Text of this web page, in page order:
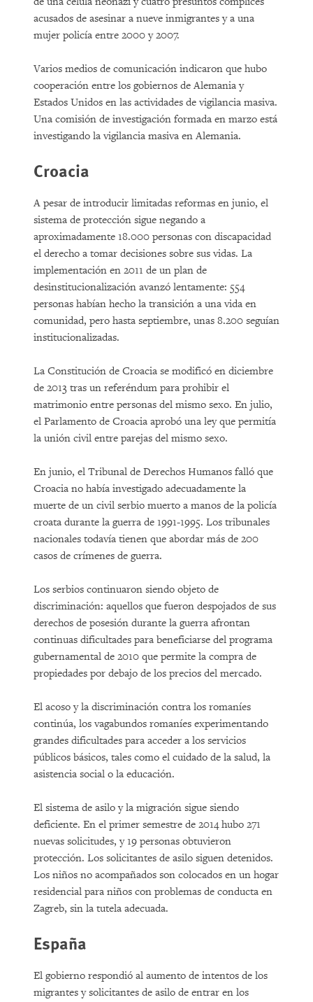
acusados de asesinar a nueve inmigrantes y a una
mujer policía entre 2000 y 2007.
Varios medios de comunicación indicaron que hubo
cooperación entre los gobiernos de Alemania y
Estados Unidos en las actividades de vigilancia masiva.
Una comisión de investigación formada en marzo está
investigando la vigilancia masiva en Alemania.
Croacia
A pesar de introducir limitadas reformas en junio, el
sistema de protección sigue negando a
aproximadamente 18.000 personas con discapacidad
el derecho a tomar decisiones sobre sus vidas. La
implementación en 2011 de un plan de
desinstitucionalización avanzó lentamente: 554
personas habían hecho la transición a una vida en
comunidad, pero hasta septiembre, unas 8.200 seguían
institucionalizadas.
La Constitución de Croacia se modificó en diciembre
de 2013 tras un referéndum para prohibir el
matrimonio entre personas del mismo sexo. En julio,
el Parlamento de Croacia aprobó una ley que permitía
la unión civil entre parejas del mismo sexo.
En junio, el Tribunal de Derechos Humanos falló que
Croacia no había investigado adecuadamente la
muerte de un civil serbio muerto a manos de la policía
croata durante la guerra de 1991-1995. Los tribunales
nacionales todavía tienen que abordar más de 200
casos de crímenes de guerra.
Los serbios continuaron siendo objeto de
discriminación: aquellos que fueron despojados de sus
derechos de posesión durante la guerra afrontan
continuas dificultades para beneficiarse del programa
gubernamental de 2010 que permite la compra de
propiedades por debajo de los precios del mercado.
El acoso y la discriminación contra los romaníes
continúa, los vagabundos romaníes experimentando
grandes dificultades para acceder a los servicios
públicos básicos, tales como el cuidado de la salud, la
asistencia social o la educación.
El sistema de asilo y la migración sigue siendo
deficiente. En el primer semestre de 2014 hubo 271
nuevas solicitudes, y 19 personas obtuvieron
protección. Los solicitantes de asilo siguen detenidos.
Los niños no acompañados son colocados en un hogar
residencial para niños con problemas de conducta en
Zagreb, sin la tutela adecuada.
España
El gobierno respondió al aumento de intentos de los
migrantes y solicitantes de asilo de entrar en los